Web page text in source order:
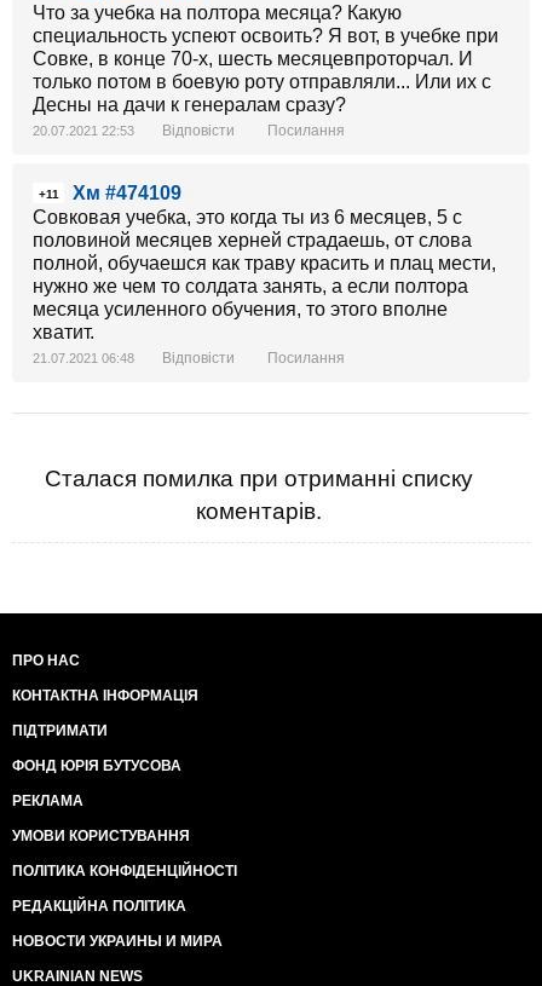
Что за учебка на полтора месяца? Какую
специальность успеют освоить? Я вот, в учебке при
Совке, в конце 70-х, шесть месяцевпроторчал. И
только потом в боевую роту отправляли... Или их с
Десны на дачи к генералам сразу?
20.07.2021 22:53 Відповісти Посилання
+11
Хм #474109
Совковая учебка, это когда ты из 6 месяцев, 5 с
половиной месяцев херней страдаешь, от слова
полной, обучаешся как траву красить и плац мести,
нужно же чем то солдата занять, а если полтора
месяца усиленного обучения, то этого вполне
хватит.
21.07.2021 06:48 Відповісти Посилання
Сталася помилка при отриманні списку
коментарів.
ПРО НАС
КОНТАКТНА ІНФОРМАЦІЯ
ПІДТРИМАТИ
ФОНД ЮРІЯ БУТУСОВА
РЕКЛАМА
УМОВИ КОРИСТУВАННЯ
ПОЛІТИКА КОНФІДЕНЦІЙНОСТІ
РЕДАКЦІЙНА ПОЛІТИКА
НОВОСТИ УКРАИНЫ И МИРА
UKRAINIAN NEWS